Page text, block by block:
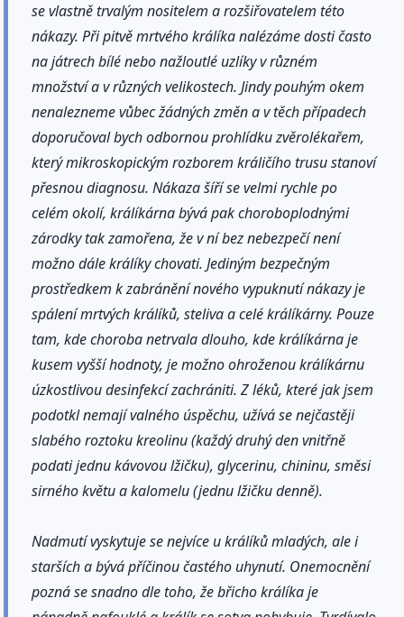
se vlastně trvalým nositelem a rozšiřovatelem této
nákazy. Při pitvě mrtvého králíka nalézáme dosti často
na játrech bílé nebo nažloutlé uzlíky v různém
množství a v různých velikostech. Jindy pouhým okem
nenalezneme vůbec žádných změn a v těch případech
doporučoval bych odbornou prohlídku zvěrolékařem,
který mikroskopickým rozborem králičího trusu stanoví
přesnou diagnosu. Nákaza šíří se velmi rychle po
celém okolí, králíkárna bývá pak choroboplodnými
zárodky tak zamořena, že v ní bez nebezpečí není
možno dále králíky chovati. Jediným bezpečným
prostředkem k zabránění nového vypuknutí nákazy je
spálení mrtvých králíků, steliva a celé králíkárny. Pouze
tam, kde choroba netrvala dlouho, kde králíkárna je
kusem vyšší hodnoty, je možno ohroženou králíkárnu
úzkostlivou desinfekcí zachrániti. Z léků, které jak jsem
podotkl nemají valného úspěchu, užívá se nejčastěji
slabého roztoku kreolinu (každý druhý den vnitřně
podati jednu kávovou lžičku), glycerinu, chininu, směsi
sirného květu a kalomelu (jednu lžičku denně).
Nadmutí vyskytuje se nejvíce u králíků mladých, ale i
starších a bývá příčinou častého uhynutí. Onemocnění
pozná se snadno dle toho, že břicho králíka je